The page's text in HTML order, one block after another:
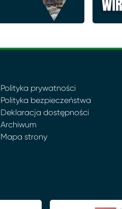
Polityka prywatności
Polityka bezpieczeństwa
Deklaracja dostępności
Archiwum
Mapa strony